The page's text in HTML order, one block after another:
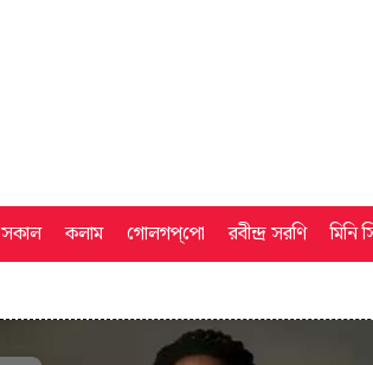
সকাল কলাম গোলগপ্‌পো রবীন্দ্র সরণি মিনি